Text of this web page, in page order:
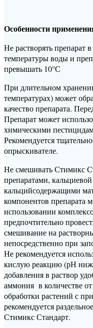
Особенности
Не растворять препарат
температуры воды и
превышать 10°С
При длительном
температурах) может
качество препарата.
Препарат может
химическими
Рекомендуется
опрыскивателе.
Не смешивать Стимикс
препаратами,
кальцийсодержащими
компонентов препарата
использовании
предпочтительно
смешивание на
непосредственно при
Не рекомендуется
кислую реакцию (рН
добавления в раствор
аммония в количестве
обработки растений с
рекомендуется
Стимикс Стандарт.